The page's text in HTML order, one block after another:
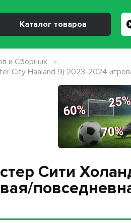
Сити
Каталог товаров
и Сборных
Haaland 9) 2023-2024